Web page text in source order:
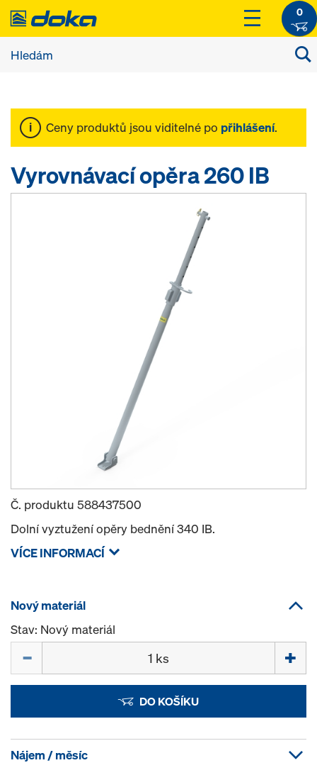
0
Ceny produktů jsou viditelné po přihlášení.
Vyrovnávací opěra 260 IB
Č. produktu 588437500
Dolní vyztužení opěry bednění 340 IB.
VÍCE INFORMACÍ
Nový materiál
Stav: Nový materiál
DO KOŠÍKU
Nájem / měsíc